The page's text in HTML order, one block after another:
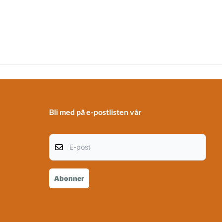
Bli med på e-postlisten vår
E-post
Abonner